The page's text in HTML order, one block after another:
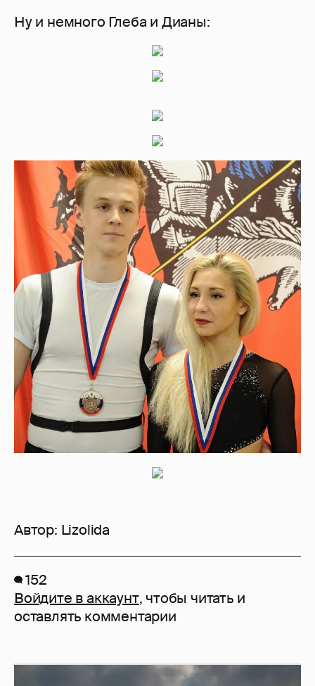
Ну и немного Глеба и Дианы:
Автор: Lizolida
152
Войдите в аккаунт, чтобы читать и
оставлять комментарии